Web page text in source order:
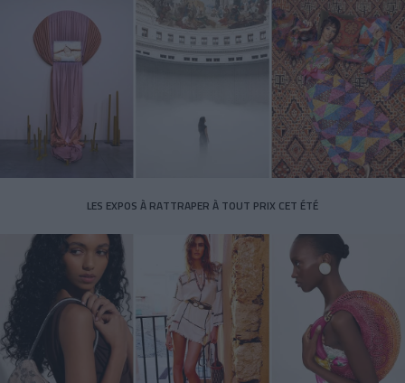
LES EXPOS À RATTRAPER À TOUT PRIX CET ÉTÉ